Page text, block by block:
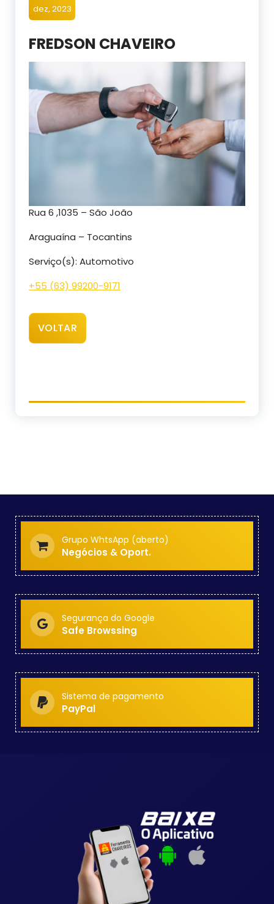
dez, 2023
FREDSON CHAVEIRO
Rua 6 ,1035 – São João
Araguaína – Tocantins
Serviço(s): Automotivo
+55 (63) 99200-9171
VOLTAR
Grupo WhtsApp (aberto)
Negócios & Oport.
Segurança do Google
Safe Browssing
Sistema de pagamento
PayPal